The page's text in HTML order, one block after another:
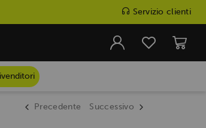
Servizio clienti
Precedente Successivo